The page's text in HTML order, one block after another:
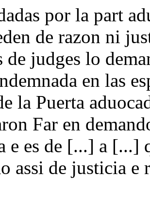
por la part
de razon ni
de judges lo
en las
la Puerta
Far en
e es de [...] a
assi de justicia e